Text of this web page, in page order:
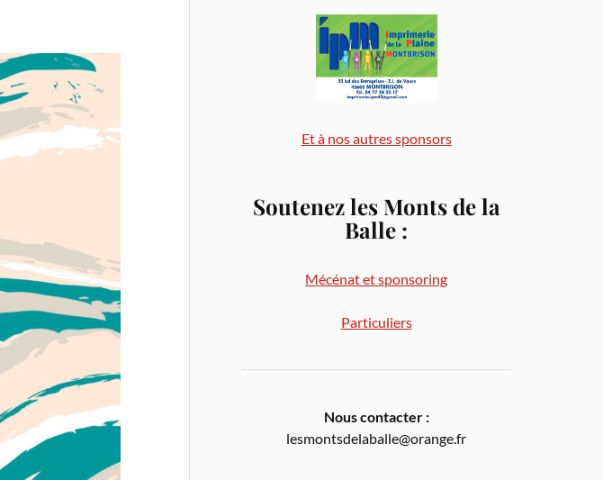
Et à nos autres sponsors
Soutenez les Monts de la
Balle :
Mécénat et sponsoring
Particuliers
Nous contacter :
lesmontsdelaballe@orange.fr